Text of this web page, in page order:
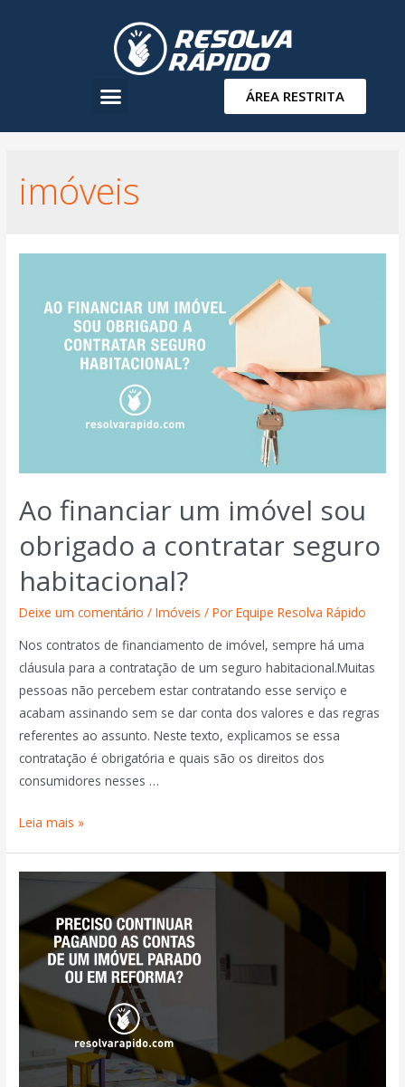
ÁREA RESTRITA
imóveis
Ao financiar um imóvel sou
obrigado a contratar seguro
habitacional?
Deixe um comentário /Imóveis / PorEquipe Resolva Rápido
Nos contratos de financiamento de imóvel, sempre há uma
cláusula para a contratação de um seguro habitacional.Muitas
pessoas não percebem estar contratando esse serviço e
acabam assinando sem se dar conta dos valores e das regras
referentes ao assunto. Neste texto, explicamos se essa
contratação é obrigatória e quais são os direitos dos
consumidores nesses …
Leia mais »